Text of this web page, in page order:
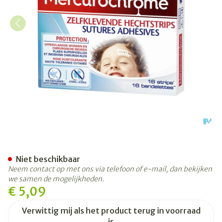
€ 5,09
Verwittig mij als het product terug in voorraad
Niet beschikbaar
Neem contact op met ons via telefoon of e-mail, dan bekijken
we samen de mogelijkheden.